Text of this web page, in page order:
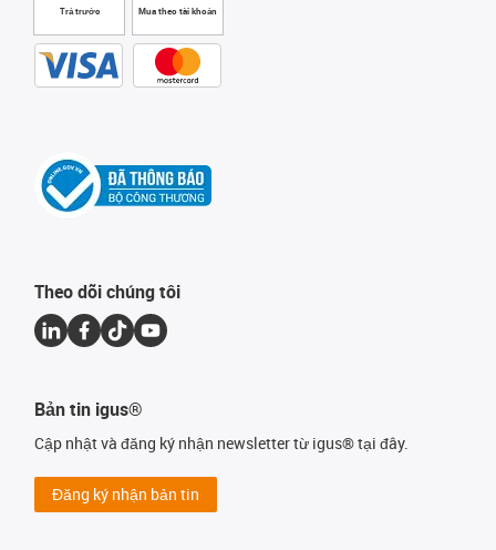
Trả trước Mua theo tài khoản
Theo dõi chúng tôi
Bản tin igus®
Cập nhật và đăng ký nhận newsletter từ igus® tại đây.
Đăng ký nhận bản tin